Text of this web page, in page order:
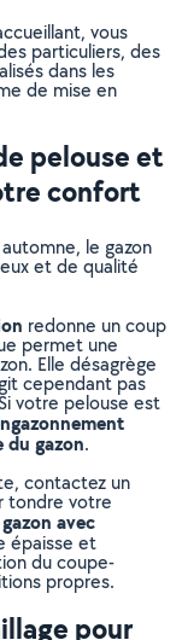
vous
particuliers, des
dans les
de mise en
pelouse et
confort
le gazon
et de qualité
redonne un coup
permet une
Elle désagrège
cependant pas
votre pelouse est
gazon.
contactez un
tondre votre
avec
épaisse et
du coupe-
propres.
pour